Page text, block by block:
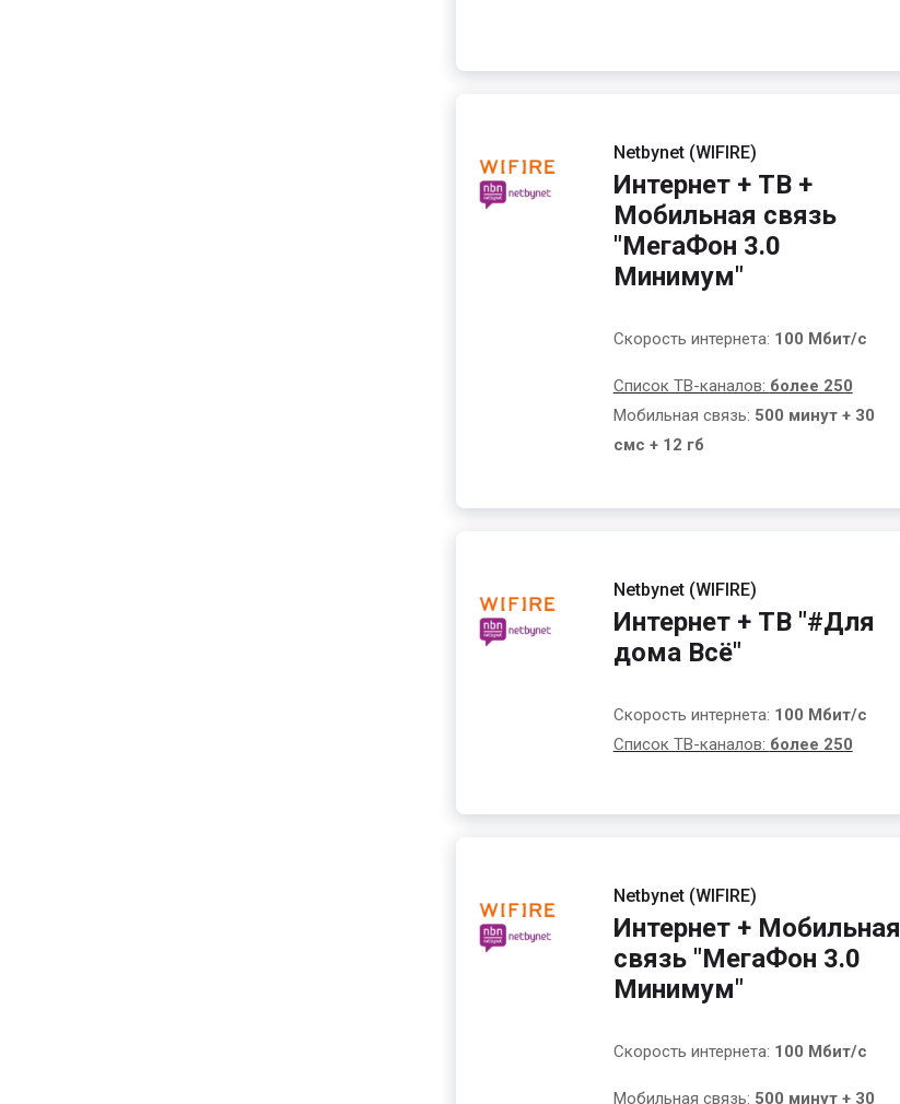
Netbynet (WIFIRE)
Интернет + ТВ +
Мобильная связь
"МегаФон 3.0
Минимум"
Скорость интернета: 100 Мбит/с
Список ТВ-каналов: более 250
Мобильная связь: 500 минут + 30
смс + 12 гб
Netbynet (WIFIRE)
Интернет + ТВ "#Для
дома Всё"
Скорость интернета: 100 Мбит/с
Список ТВ-каналов: более 250
Netbynet (WIFIRE)
Интернет + Мобильная
связь "МегаФон 3.0
Минимум"
Скорость интернета: 100 Мбит/с
Мобильная связь: 500 минут + 30